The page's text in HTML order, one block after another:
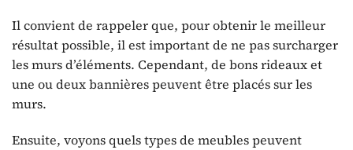
Il convient de rappeler que, pour obtenir le meilleur
résultat possible, il est important de ne pas surcharger
les murs d’éléments. Cependant, de bons rideaux et
une ou deux bannières peuvent être placés sur les
murs.
Ensuite, voyons quels types de meubles peuvent